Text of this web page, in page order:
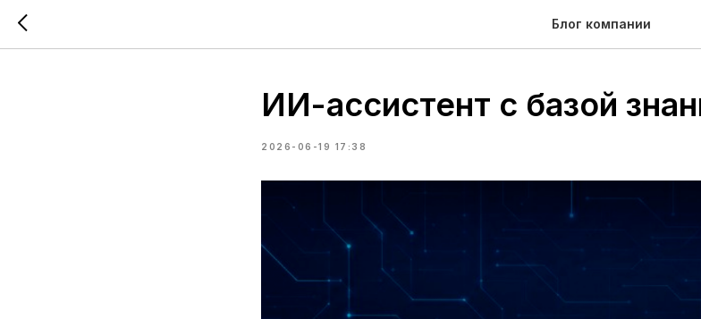
Блог компании
ИИ-ассистент с базой
2026-06-19 17:38